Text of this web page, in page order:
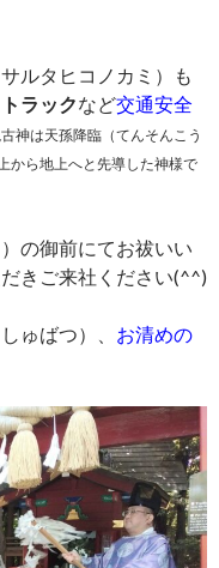
サルタヒコノカミ）も
トラックなど交通安全
神は天孫降臨（てんそんこう
から地上へと先導した神様で
の御前にてお祓いい
きご来社ください(^^)
しゅばつ）、 お清めの